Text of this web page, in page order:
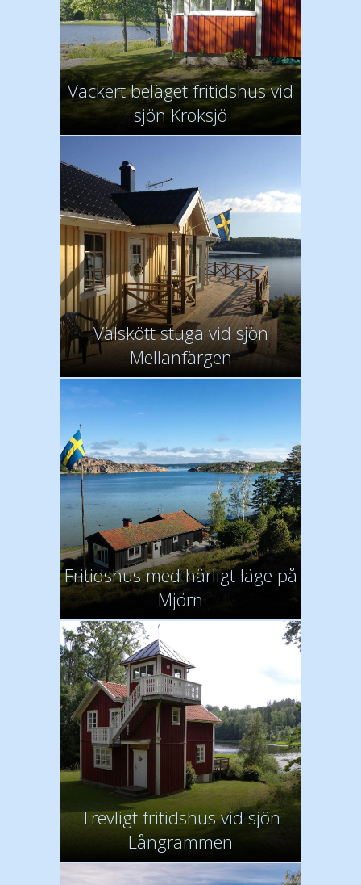
Vackert beläget fritidshus vid
sjön Kroksjö
Välskött stuga vid sjön
Mellanfärgen
Fritidshus med härligt läge på
Mjörn
Trevligt fritidshus vid sjön
Långrammen